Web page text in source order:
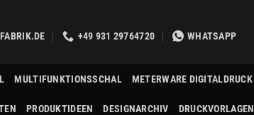
+49 931 29764720 WHATSAPP
MULTIFUNKTIONSSCHAL METERWARE DIGITALDRUCK
PRODUKTIDEEN DESIGNARCHIV DRUCKVORLAGEN